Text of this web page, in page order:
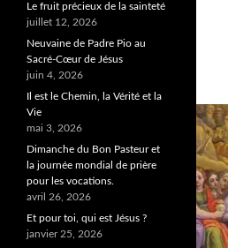
Le fruit précieux de la sainteté
juillet 12, 2026
Neuvaine de Padre Pio au
Sacré-Cœur de Jésus
juin 4, 2026
Il est le Chemin, la Vérité et la
Vie
mai 3, 2026
Dimanche du Bon Pasteur et
la journée mondial de prière
pour les vocations.
avril 26, 2026
Et pour toi, qui est Jésus ?
janvier 25, 2026